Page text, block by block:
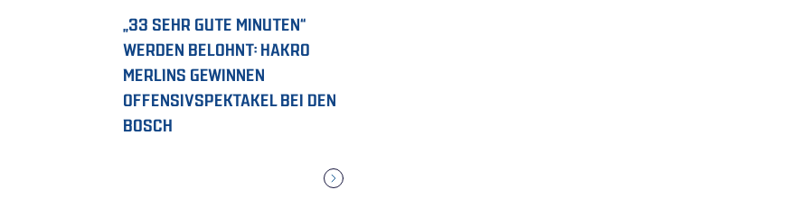
„33 SEHR GUTE MINUTEN“
WERDEN BELOHNT: HAKRO
MERLINS GEWINNEN
OFFENSIVSPEKTAKEL BEI DEN
BOSCH